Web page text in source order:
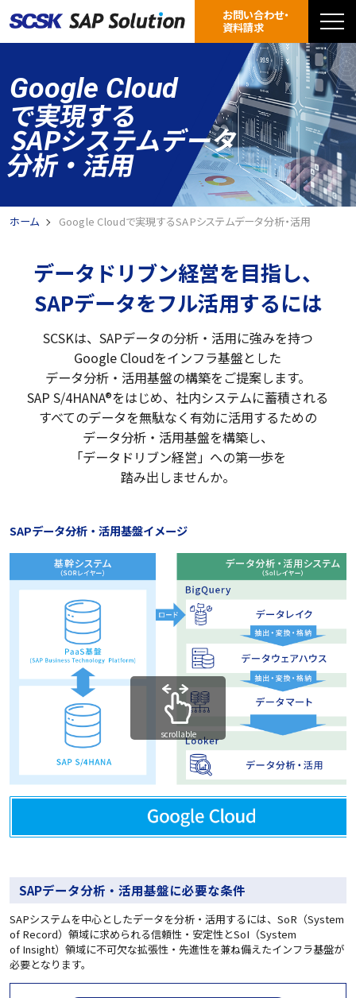
お問い合わせ・
資料請求
Google Cloud
で実現する
SAPシステムデータ
分析・活用
ホーム Google Cloudで実現するSAPシステムデータ分析・活用
データドリブン経営を目指し、
SAPデータをフル活用するには
SCSKは、SAPデータの分析・活用に強みを持つ
Google Cloudをインフラ基盤とした
データ分析・活用基盤の構築をご提案します。
SAP S/4HANA®をはじめ、社内システムに蓄積される
すべてのデータを無駄なく有効に活用するための
データ分析・活用基盤を構築し、
「データドリブン経営」への第一歩を
踏み出しませんか。
SAPデータ分析・活用基盤イメージ
scrollable
SAPデータ分析・活用基盤に必要な条件
SAPシステムを中心としたデータを分析・活用するには、SoR（System
of Record）領域に求められる信頼性・安定性とSoI（System
of Insight）領域に不可欠な拡張性・先進性を兼ね備えたインフラ基盤が
必要となります。